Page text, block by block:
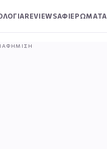
REVIEWSΑΦΙΕΡΩΜΑΤΑ